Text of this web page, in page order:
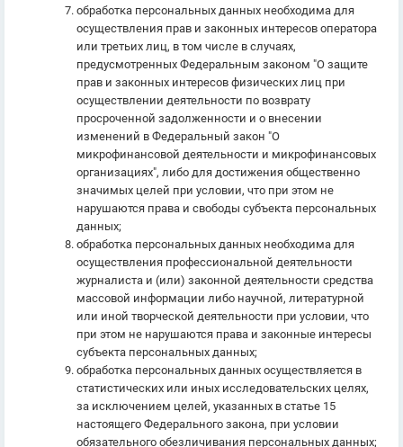
обработка персональных данных необходима для
осуществления прав и законных интересов оператора
или третьих лиц, в том числе в случаях,
предусмотренных Федеральным законом "О защите
прав и законных интересов физических лиц при
осуществлении деятельности по возврату
просроченной задолженности и о внесении
изменений в Федеральный закон "О
микрофинансовой деятельности и микрофинансовых
организациях", либо для достижения общественно
значимых целей при условии, что при этом не
нарушаются права и свободы субъекта персональных
данных;
обработка персональных данных необходима для
осуществления профессиональной деятельности
журналиста и (или) законной деятельности средства
массовой информации либо научной, литературной
или иной творческой деятельности при условии, что
при этом не нарушаются права и законные интересы
субъекта персональных данных;
обработка персональных данных осуществляется в
статистических или иных исследовательских целях,
за исключением целей, указанных в статье 15
настоящего Федерального закона, при условии
обязательного обезличивания персональных данных;